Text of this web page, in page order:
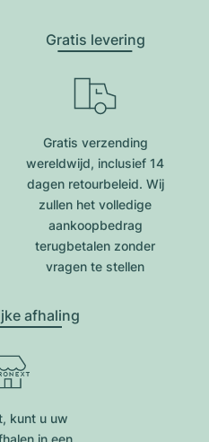
Gratis levering
Gratis verzending
wereldwijd, inclusief 14
dagen retourbeleid. Wij
zullen het volledige
aankoopbedrag
terugbetalen zonder
vragen te stellen
afhaling
kunt u uw